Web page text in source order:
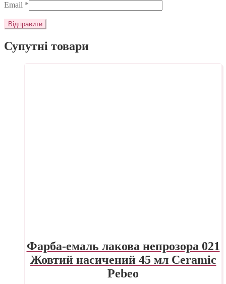
Email *
Супутні товари
Фарба-емаль лакова непрозора 021
Жовтий насичений 45 мл Ceramic
Pebeo